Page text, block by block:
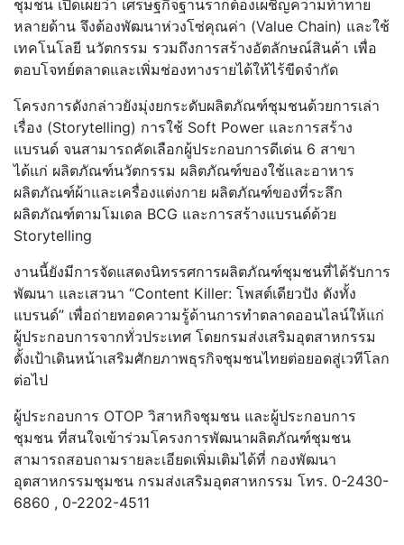
ชุมชน เปิดเผยว่า เศรษฐกิจฐานรากต้องเผชิญความท้าทาย
หลายด้าน จึงต้องพัฒนาห่วงโซ่คุณค่า (Value Chain) และใช้
เทคโนโลยี นวัตกรรม รวมถึงการสร้างอัตลักษณ์สินค้า เพื่อ
ตอบโจทย์ตลาดและเพิ่มช่องทางรายได้ให้ไร้ขีดจำกัด
โครงการดังกล่าวยังมุ่งยกระดับผลิตภัณฑ์ชุมชนด้วยการเล่า
เรื่อง (Storytelling) การใช้ Soft Power และการสร้าง
แบรนด์ จนสามารถคัดเลือกผู้ประกอบการดีเด่น 6 สาขา
ได้แก่ ผลิตภัณฑ์นวัตกรรม ผลิตภัณฑ์ของใช้และอาหาร
ผลิตภัณฑ์ผ้าและเครื่องแต่งกาย ผลิตภัณฑ์ของที่ระลึก
ผลิตภัณฑ์ตามโมเดล BCG และการสร้างแบรนด์ด้วย
Storytelling
งานนี้ยังมีการจัดแสดงนิทรรศการผลิตภัณฑ์ชุมชนที่ได้รับการ
พัฒนา และเสวนา “Content Killer: โพสต์เดียวปัง ดังทั้ง
แบรนด์” เพื่อถ่ายทอดความรู้ด้านการทำตลาดออนไลน์ให้แก่
ผู้ประกอบการจากทั่วประเทศ โดยกรมส่งเสริมอุตสาหกรรม
ตั้งเป้าเดินหน้าเสริมศักยภาพธุรกิจชุมชนไทยต่อยอดสู่เวทีโลก
ต่อไป
ผู้ประกอบการ OTOP วิสาหกิจชุมชน และผู้ประกอบการ
ชุมชน ที่สนใจเข้าร่วมโครงการพัฒนาผลิตภัณฑ์ชุมชน
สามารถสอบถามรายละเอียดเพิ่มเติมได้ที่ กองพัฒนา
อุตสาหกรรมชุมชน กรมส่งเสริมอุตสาหกรรม โทร. 0-2430-
6860 , 0-2202-4511